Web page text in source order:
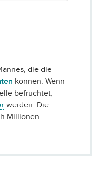
die die
können. Wenn
befruchtet,
werden. Die
Millionen